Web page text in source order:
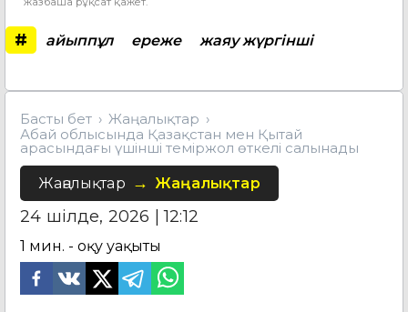
# айыппұл ереже жаяу жүргінші
Басты бет
Жаңалықтар
Абай облысында Қазақстан мен Қытай
арасындағы үшінші теміржол өткелі салынады
Жаңалықтар Жаңалықтар
24 шілде, 2026 | 12:12
1 мин. - оқу уақыты